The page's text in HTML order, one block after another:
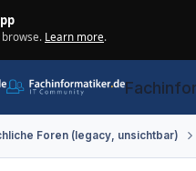
Learn more.
Foren (legacy, unsichtbar)